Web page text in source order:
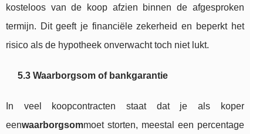
kosteloos van de koop afzien binnen de afgesproken
termijn. Dit geeft je financiële zekerheid en beperkt het
risico als de hypotheek onverwacht toch niet lukt.
5.3 Waarborgsom of bankgarantie
In veel koopcontracten staat dat je als koper
eenwaarborgsommoet storten, meestal een percentage